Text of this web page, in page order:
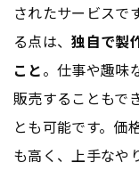
されたサービスで
る点は、独自で製
こと。仕事や趣味
販売することもで
とも可能です。価
も高く、上手なや